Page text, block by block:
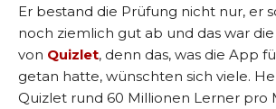
Er bestand die Prüfung nicht nur, er
noch ziemlich gut ab und das war
von Quizlet, denn das, was die App
getan hatte, wünschten sich viele.
Quizlet rund 60 Millionen Lerner pro